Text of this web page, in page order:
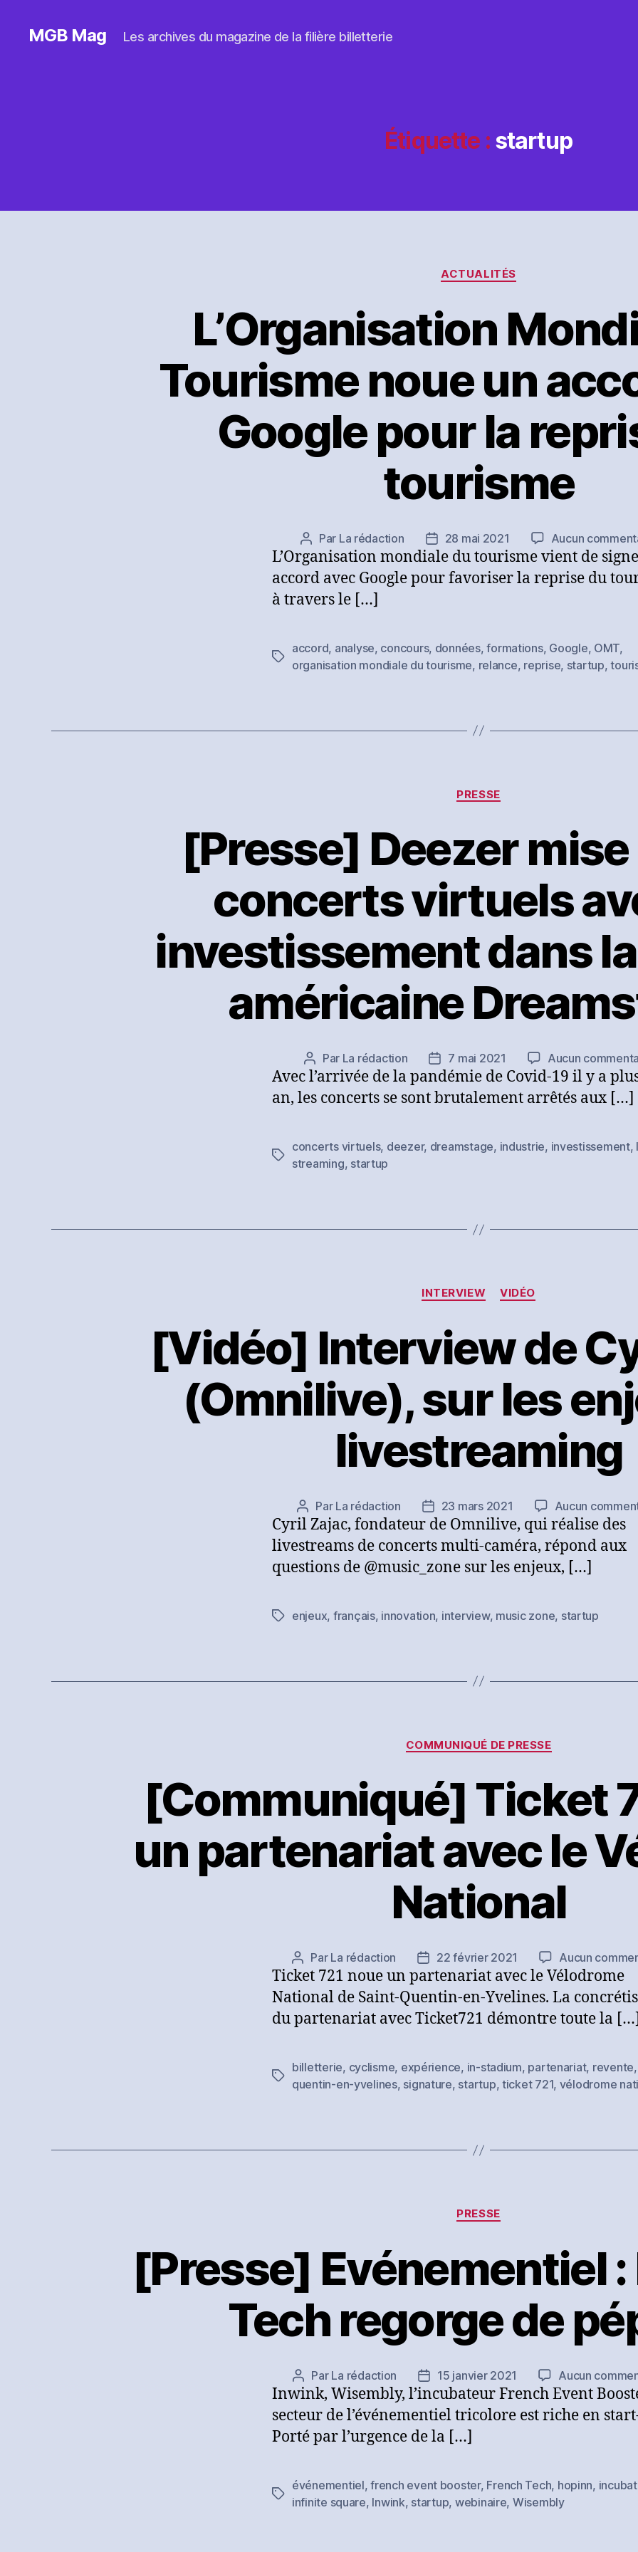
MGB Mag Les archives du magazine de la filière billetterie
Étiquette : startup
Catégories
ACTUALITÉS
L’Organisation
Tourisme noue un
Google pour la
tourisme
Auteur
de
l’article
Par La rédaction
Date
de
l’article
28 mai 2021 Aucun
L’Organisation mondiale du tourisme vient de
accord avec Google pour favoriser la reprise du
à travers le […]
Étiquettes
accord, analyse, concours, données,formations, Google, OMT,
organisation mondiale du tourisme, relance, reprise, startup,
Catégories
PRESSE
[Presse] Deezer
concerts virtuels
investissement dans
américaine
Auteur
de
l’article
Par La rédaction
Date
de
l’article
7 mai 2021 Aucun
Avec l’arrivée de la pandémie de Covid-19 il y a
an, les concerts se sont brutalement arrêtés aux […]
Étiquettes
concerts virtuels, deezer, dreamstage, industrie, investissement,
streaming, startup
Catégories
INTERVIEW VIDÉO
[Vidéo] Interview de
(Omnilive), sur les
livestreaming
Auteur
de
l’article
Par La rédaction
Date
de
l’article
23 mars 2021 Aucun
Cyril Zajac, fondateur de Omnilive, qui réalise des
livestreams de concerts multi-caméra, répond aux
questions de @music_zone sur les enjeux, […]
Étiquettes
enjeux, français, innovation, interview, music zone, startup
Catégories
COMMUNIQUÉ DE PRESSE
[Communiqué] Ticket
un partenariat avec le
National
Auteur
de
l’article
Par La rédaction
Date
de
l’article
22 février 2021 Aucun
Ticket 721 noue un partenariat avec le Vélodrome
National de Saint-Quentin-en-Yvelines. La
du partenariat avec Ticket721 démontre toute la […]
Étiquettes
billetterie, cyclisme, expérience, in-stadium, partenariat, revente,
quentin-en-yvelines, signature, startup, ticket 721, vélodrome
Catégories
PRESSE
[Presse] Evénementiel :
Tech regorge de
Auteur
de
l’article
Par La rédaction
Date
de
l’article
15 janvier 2021 Aucun
Inwink, Wisembly, l’incubateur French Event
secteur de l’événementiel tricolore est riche en
Porté par l’urgence de la […]
Étiquettes
événementiel,french event booster, French Tech, hopinn,
infinite square, Inwink, startup, webinaire, Wisembly